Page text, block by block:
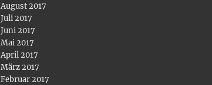
August 2017
Juli 2017
Juni 2017
Mai 2017
April 2017
März 2017
Februar 2017